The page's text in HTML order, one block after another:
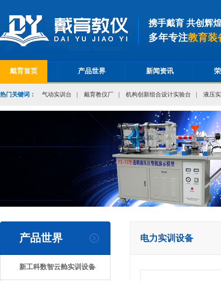
携手戴育 共创辉
多年专注教育装
戴育首页 产品世界 新闻资讯
热门关键词： 气动实训台 戴育教仪厂 机构创新组合设计实验台 液压
产品世界
新工科数智云舱实训设备
电力实训设备